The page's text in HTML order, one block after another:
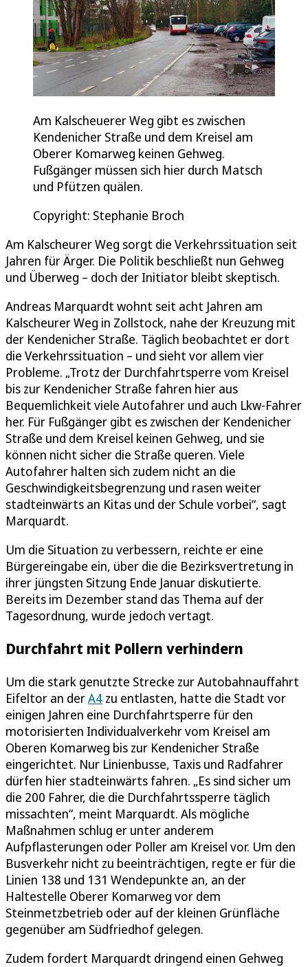
Am Kalscheuerer Weg gibt es zwischen
Kendenicher Straße und dem Kreisel am
Oberer Komarweg keinen Gehweg.
Fußgänger müssen sich hier durch Matsch
und Pfützen quälen.
Copyright: Stephanie Broch
Am Kalscheurer Weg sorgt die Verkehrssituation seit
Jahren für Ärger. Die Politik beschließt nun Gehweg
und Überweg – doch der Initiator bleibt skeptisch.
Andreas Marquardt wohnt seit acht Jahren am
Kalscheurer Weg in Zollstock, nahe der Kreuzung mit
der Kendenicher Straße. Täglich beobachtet er dort
die Verkehrssituation – und sieht vor allem vier
Probleme. „Trotz der Durchfahrtsperre vom Kreisel
bis zur Kendenicher Straße fahren hier aus
Bequemlichkeit viele Autofahrer und auch Lkw-Fahrer
her. Für Fußgänger gibt es zwischen der Kendenicher
Straße und dem Kreisel keinen Gehweg, und sie
können nicht sicher die Straße queren. Viele
Autofahrer halten sich zudem nicht an die
Geschwindigkeitsbegrenzung und rasen weiter
stadteinwärts an Kitas und der Schule vorbei“, sagt
Marquardt.
Um die Situation zu verbessern, reichte er eine
Bürgereingabe ein, über die die Bezirksvertretung in
ihrer jüngsten Sitzung Ende Januar diskutierte.
Bereits im Dezember stand das Thema auf der
Tagesordnung, wurde jedoch vertagt.
Durchfahrt mit Pollern verhindern
Um die stark genutzte Strecke zur Autobahnauffahrt
Eifeltor an derA4 zu entlasten, hatte die Stadt vor
einigen Jahren eine Durchfahrtsperre für den
motorisierten Individualverkehr vom Kreisel am
Oberen Komarweg bis zur Kendenicher Straße
eingerichtet. Nur Linienbusse, Taxis und Radfahrer
dürfen hier stadteinwärts fahren. „Es sind sicher um
die 200 Fahrer, die die Durchfahrtssperre täglich
missachten“, meint Marquardt. Als mögliche
Maßnahmen schlug er unter anderem
Aufpflasterungen oder Poller am Kreisel vor. Um den
Busverkehr nicht zu beeinträchtigen, regte er für die
Linien 138 und 131 Wendepunkte an, an der
Haltestelle Oberer Komarweg vor dem
Steinmetzbetrieb oder auf der kleinen Grünfläche
gegenüber am Südfriedhof gelegen.
Zudem fordert Marquardt dringend einen Gehweg